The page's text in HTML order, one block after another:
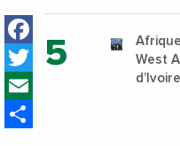
Facebook
Twitter
West